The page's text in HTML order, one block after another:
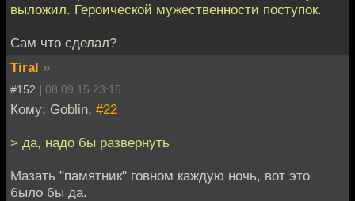
выложил. Героической мужественности поступок.
Сам что сделал?
Tiral »
#152 | 08.09.15 23:15
Кому: Goblin, #22
> да, надо бы развернуть
Мазать "памятник" говном каждую ночь, вот это
было бы да.